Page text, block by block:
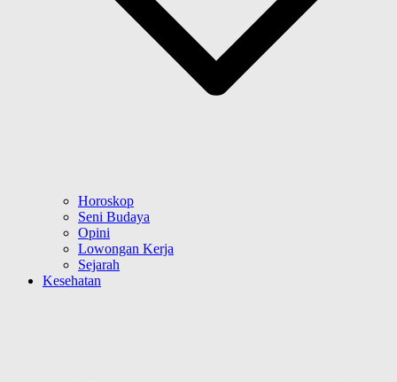
Horoskop
Seni Budaya
Opini
Lowongan Kerja
Sejarah
Kesehatan